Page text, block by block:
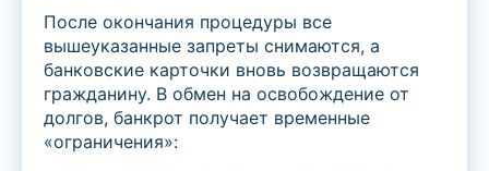
После окончания процедуры все
вышеуказанные запреты снимаются, а
банковские карточки вновь возвращаются
гражданину. В обмен на освобождение от
долгов, банкрот получает временные
«ограничения»: